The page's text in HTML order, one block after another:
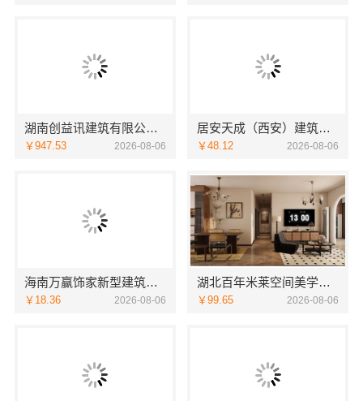
湖南创益讯建筑有限公司-长沙正规家装零增项承诺
￥947.53 2026-08-06
居安天成（西安）建筑工程有限责任公司西安未央区一站式家装设计刚需房售后完善
￥48.12 2026-08-06
海南万赢饰家新型建筑材料有限公司工期提速，刚需装修更高效
￥18.36 2026-08-06
湖北百年米莱空间美学装饰材料有限公司襄阳设计装修轻奢风
￥99.65 2026-08-06